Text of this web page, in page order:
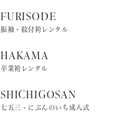
FURISODE
振袖・紋付袴レンタル
HAKAMA
卒業袴レンタル
SHICHIGOSAN
七五三・にぶんのいち成人式